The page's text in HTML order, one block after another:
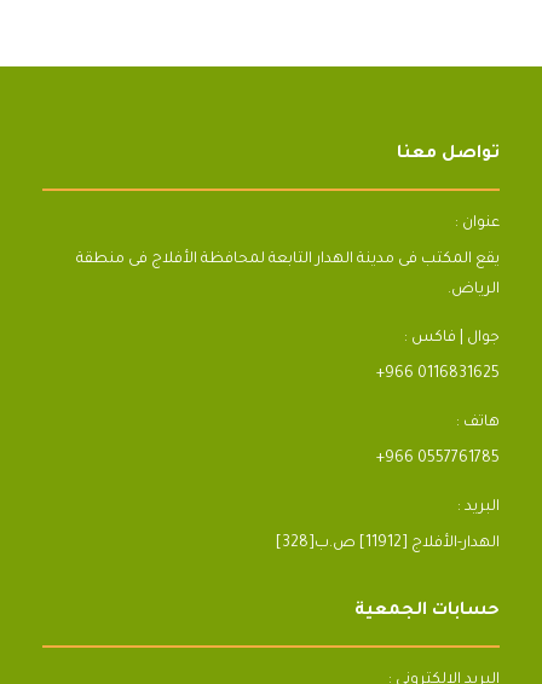
تواصل معنا
عنوان :
يقع المكتب فى مدينة الهدار التابعة لمحافظة الأفلاج فى منطقة
الرياض.
جوال | فاكس :
+966 0116831625
هاتف :
+966 0557761785
البريد :
[328]الهدار-الأفلاج [11912] ص.ب
حسابات الجمعية
البريد الالكتروني :